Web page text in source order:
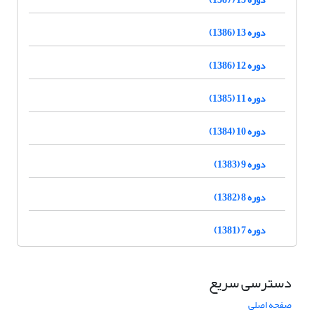
دوره 13 (1386)
دوره 12 (1386)
دوره 11 (1385)
دوره 10 (1384)
دوره 9 (1383)
دوره 8 (1382)
دوره 7 (1381)
دسترسی سریع
صفحه اصلی